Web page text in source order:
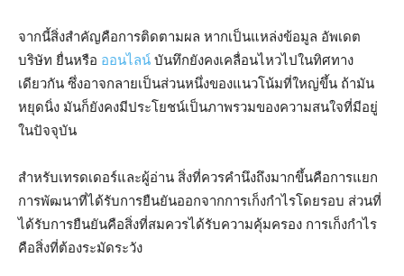
จากนี้สิ่งสำคัญคือการติดตามผล หากเป็นแหล่งข้อมูล อัพเดต
บริษัท ยื่นหรือ ออนไลน์ บันทึกยังคงเคลื่อนไหวไปในทิศทาง
เดียวกัน ซึ่งอาจกลายเป็นส่วนหนึ่งของแนวโน้มที่ใหญ่ขึ้น ถ้ามัน
หยุดนิ่ง มันก็ยังคงมีประโยชน์เป็นภาพรวมของความสนใจที่มีอยู่
ในปัจจุบัน
สำหรับเทรดเดอร์และผู้อ่าน สิ่งที่ควรคำนึงถึงมากขึ้นคือการแยก
การพัฒนาที่ได้รับการยืนยันออกจากการเก็งกำไรโดยรอบ ส่วนที่
ได้รับการยืนยันคือสิ่งที่สมควรได้รับความคุ้มครอง การเก็งกำไร
คือสิ่งที่ต้องระมัดระวัง